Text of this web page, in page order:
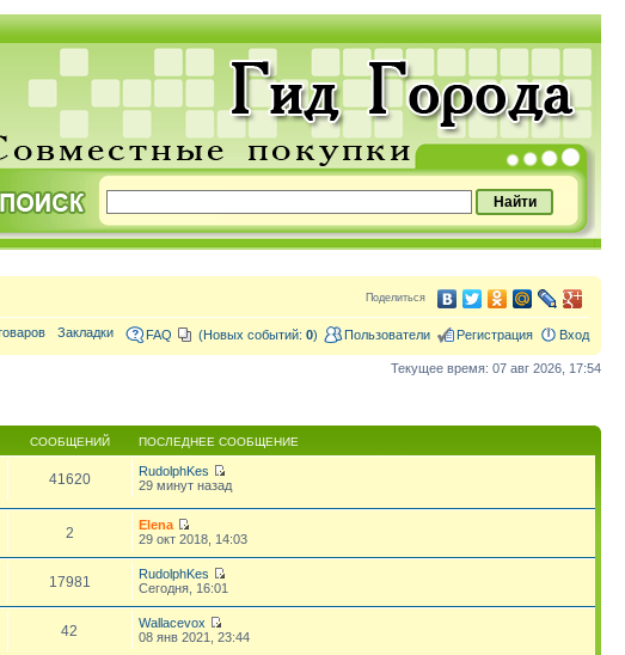
Поделиться
FAQ (Новых событий: 0) Пользователи Регистрация Вход
Закладки
Текущее время: 07 авг 2026, 17:54
СООБЩЕНИЙ ПОСЛЕДНЕЕ СООБЩЕНИЕ
41620
RudolphKes
29 минут назад
2
Elena
29 окт 2018, 14:03
17981
RudolphKes
Сегодня, 16:01
42
Wallacevox
08 янв 2021, 23:44